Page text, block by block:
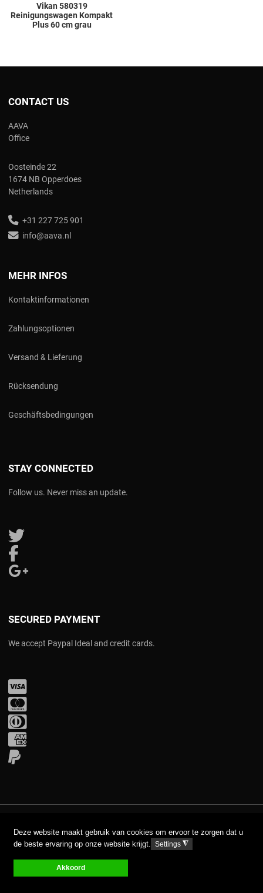
Deze website maakt gebruik van cookies om ervoor te zorgen dat u
de beste ervaring op onze website krijgt.
Settings◮
Akkoord
Vikan 580319
Reinigungswagen Kompakt
Plus 60 cm grau
CONTACT US
AAVA
Office
Oosteinde 22
1674 NB Opperdoes
Netherlands
+31 227 725 901
info@aava.nl
MEHR INFOS
Kontaktinformationen
Zahlungsoptionen
Versand & Lieferung
Rücksendung
Geschäftsbedingungen
STAY CONNECTED
Follow us. Never miss an update.
Follow us on Twitter
SECURED PAYMENT
We accept Paypal Ideal and credit cards.
PayPal
DISCLAIMERPRIVACY GPDR